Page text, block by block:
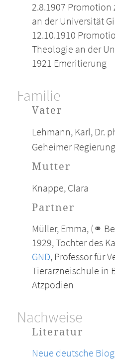
2.8.1907 Promotion
an der Universität
12.10.1910
Theologie an der
1921 Emeritierung
Familie
Vater
Lehmann, Karl, Dr.
Geheimer
Mutter
Knappe, Clara
Partner
Müller, Emma, (⚭
1929, Tochter des
GND, Professor für
Tierarzneischule in
Atzpodien
Nachweise
Literatur
Neue deutsche